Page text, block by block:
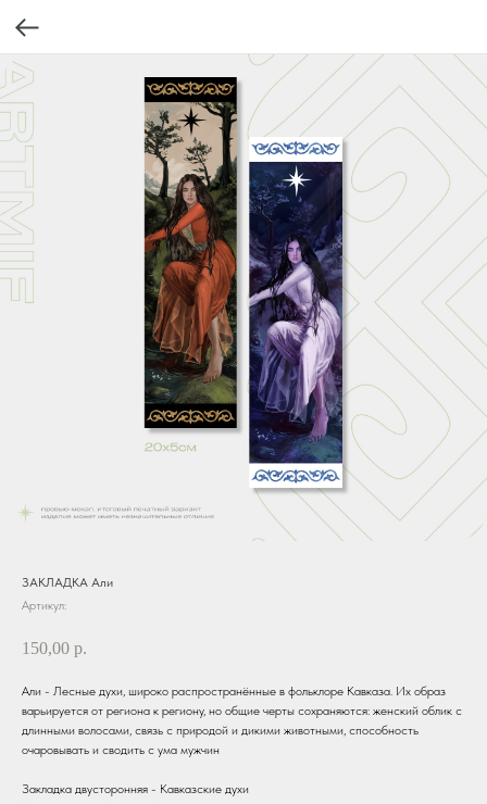
ЗАКЛАДКА Али
Артикул:
150,00 р.
Али - Лесные духи, широко распространённые в фольклоре Кавказа. Их образ
варьируется от региона к региону, но общие черты сохраняются: женский облик с
длинными волосами, связь с природой и дикими животными, способность
очаровывать и сводить с ума мужчин
Закладка двусторонняя - Кавказские духи